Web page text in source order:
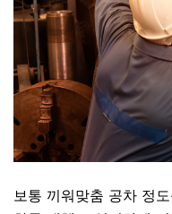
보통 끼워맞춤 공차 정